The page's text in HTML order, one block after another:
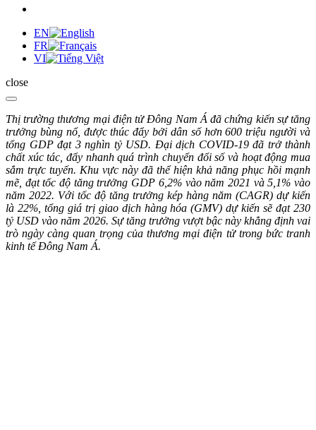
EN
FR
VI
close
Thị trường thương mại điện tử Đông Nam Á đã chứng kiến sự tăng
trưởng bùng nổ, được thúc đẩy bởi dân số hơn 600 triệu người và
tổng GDP đạt 3 nghìn tỷ USD. Đại dịch COVID-19 đã trở thành
chất xúc tác, đẩy nhanh quá trình chuyển đổi số và hoạt động mua
sắm trực tuyến. Khu vực này đã thể hiện khả năng phục hồi mạnh
mẽ, đạt tốc độ tăng trưởng GDP 6,2% vào năm 2021 và 5,1% vào
năm 2022. Với tốc độ tăng trưởng kép hàng năm (CAGR) dự kiến
là 22%, tổng giá trị giao dịch hàng hóa (GMV) dự kiến sẽ đạt 230
tỷ USD vào năm 2026. Sự tăng trưởng vượt bậc này khẳng định vai
trò ngày càng quan trọng của thương mại điện tử trong bức tranh
kinh tế Đông Nam Á.